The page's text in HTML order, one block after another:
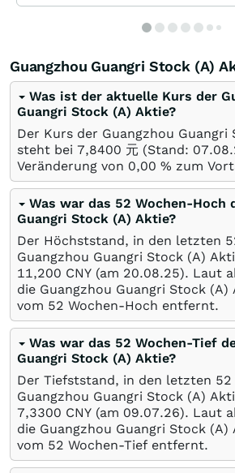
Guangzhou Guangri Stock (A)
Was ist der aktuelle Kurs der
Guangri Stock (A) Aktie?
Der Kurs der Guangzhou Guangri
steht bei 7,8400 元 (Stand:
Veränderung von 0,00 % zum
Was war das 52 Wochen-Hoch
Guangri Stock (A) Aktie?
Der Höchststand, in den letzten
Guangzhou Guangri Stock (A)
11,200 CNY (am 20.08.25). Laut
die Guangzhou Guangri Stock
vom 52 Wochen-Hoch entfernt.
Was war das 52 Wochen-Tief
Guangri Stock (A) Aktie?
Der Tiefststand, in den letzten 52
Guangzhou Guangri Stock (A)
7,3300 CNY (am 09.07.26). Laut
die Guangzhou Guangri Stock (A)
vom 52 Wochen-Tief entfernt.